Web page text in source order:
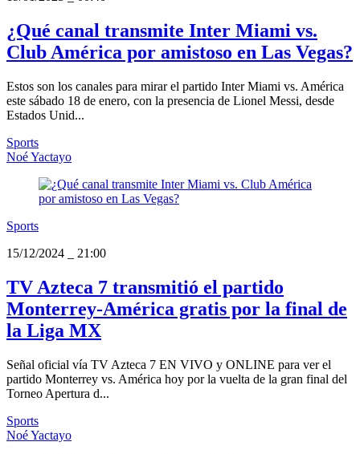
¿Qué canal transmite Inter Miami vs.
Club América por amistoso en Las Vegas?
Estos son los canales para mirar el partido Inter Miami vs. América
este sábado 18 de enero, con la presencia de Lionel Messi, desde
Estados Unid...
Sports
Noé Yactayo
Sports
15/12/2024
21:00
TV Azteca 7 transmitió el partido
Monterrey-América gratis por la final de
la Liga MX
Señal oficial vía TV Azteca 7 EN VIVO y ONLINE para ver el
partido Monterrey vs. América hoy por la vuelta de la gran final del
Torneo Apertura d...
Sports
Noé Yactayo